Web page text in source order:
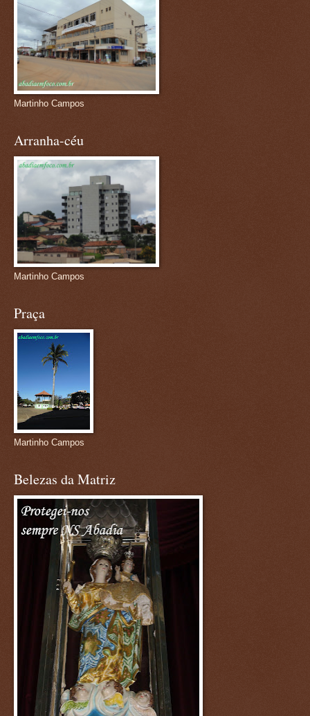
Martinho Campos
Arranha-céu
Martinho Campos
Praça
Martinho Campos
Belezas da Matriz